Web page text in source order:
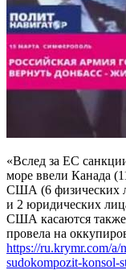
«Вслед за ЕС
море ввели Канада
США (6 физических
и 2 юридических
США касаются также
провела на
https://ru.krymr.com/a/
sudokompozit-konsol-